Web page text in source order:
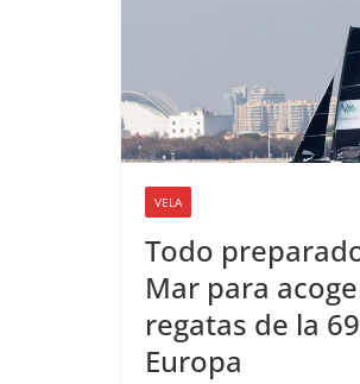
VELA
Todo
Mar para
regatas de la
Europa